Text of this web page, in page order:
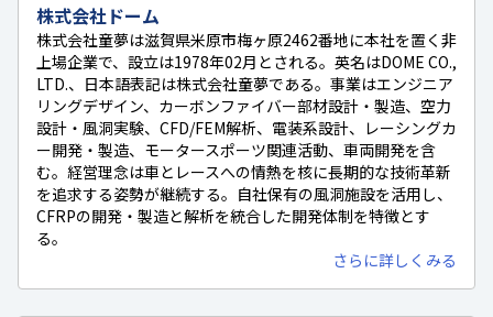
株式会社ドーム
株式会社童夢は滋賀県米原市梅ヶ原2462番地に本社を置く非
上場企業で、設立は1978年02月とされる。英名はDOME CO.,
LTD.、日本語表記は株式会社童夢である。事業はエンジニア
リングデザイン、カーボンファイバー部材設計・製造、空力
設計・風洞実験、CFD/FEM解析、電装系設計、レーシングカ
ー開発・製造、モータースポーツ関連活動、車両開発を含
む。経営理念は車とレースへの情熱を核に長期的な技術革新
を追求する姿勢が継続する。自社保有の風洞施設を活用し、
CFRPの開発・製造と解析を統合した開発体制を特徴とす
る。
さらに詳しくみる